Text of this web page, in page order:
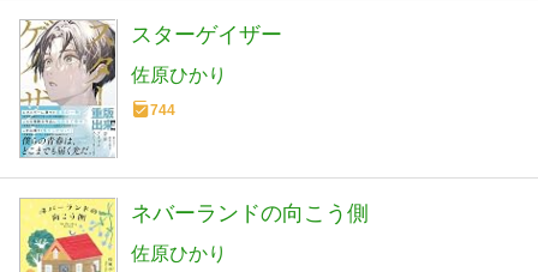
スターゲイザー
佐原ひかり
744
ネバーランドの向こう側
佐原ひかり